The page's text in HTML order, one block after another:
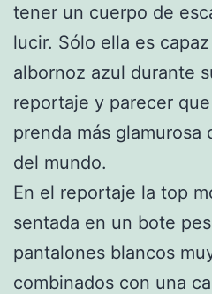
tener un cuerpo de
lucir. Sólo ella es
albornoz azul durante
reportaje y parecer
prenda más
del mundo.
En el reportaje la top
sentada en un bote
pantalones blancos
combinados con una